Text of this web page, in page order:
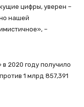
цифры, уверен –
нашей
–
2020 году получило
1 млрд 857,391